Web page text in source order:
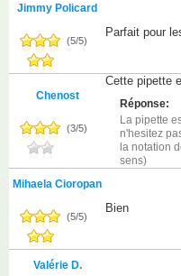
Jimmy Policard
(5/5)
Parfait pour
Chenost
(3/5)
Cette pipette
Réponse:
La pipette
n'hesitez
la notation
sens)
Mihaela Cioropan
(5/5)
Bien
Valérie D.